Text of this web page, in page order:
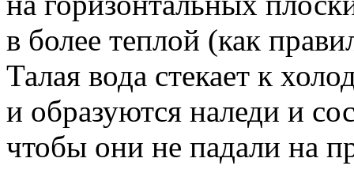
в более теплой (как
Талая вода стекает к
и образуются наледи и
чтобы они не падали на